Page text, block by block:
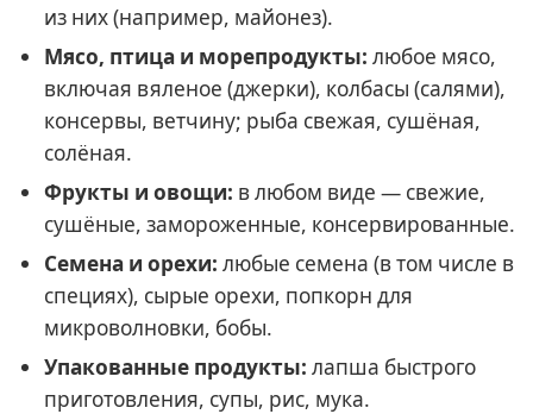
из них (например, майонез).
Мясо, птица и морепродукты: любое мясо,
включая вяленое (джерки), колбасы (салями),
консервы, ветчину; рыба свежая, сушёная,
солёная.
Фрукты и овощи: в любом виде — свежие,
сушёные, замороженные, консервированные.
Семена и орехи: любые семена (в том числе в
специях), сырые орехи, попкорн для
микроволновки, бобы.
Упакованные продукты: лапша быстрого
приготовления, супы, рис, мука.